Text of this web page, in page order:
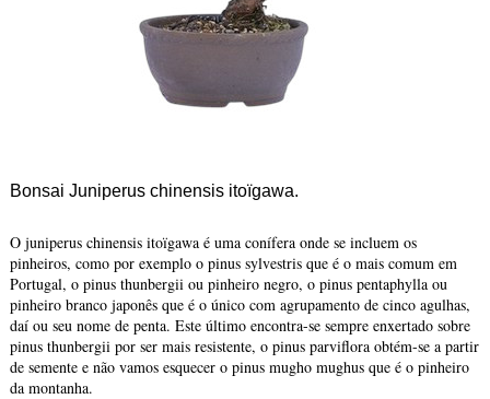
Bonsai Juniperus chinensis itoïgawa.
O juniperus chinensis itoïgawa é uma conífera onde se incluem os
pinheiros, como por exemplo o pinus sylvestris que é o mais comum em
Portugal, o pinus thunbergii ou pinheiro negro, o pinus pentaphylla ou
pinheiro branco japonês que é o único com agrupamento de cinco agulhas,
daí ou seu nome de penta. Este último encontra-se sempre enxertado sobre
pinus thunbergii por ser mais resistente, o pinus parviflora obtém-se a partir
de semente e não vamos esquecer o pinus mugho mughus que é o pinheiro
da montanha.